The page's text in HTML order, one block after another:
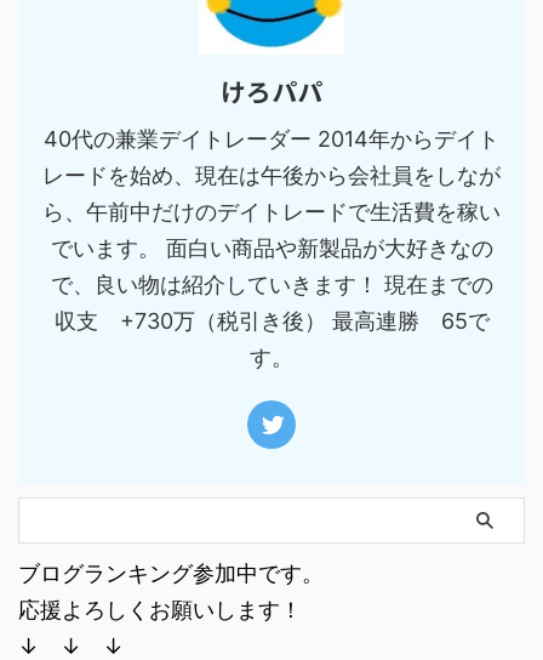
けろパパ
40代の兼業デイトレーダー 2014年からデイト
レードを始め、現在は午後から会社員をしなが
ら、午前中だけのデイトレードで生活費を稼い
でいます。 面白い商品や新製品が大好きなの
で、良い物は紹介していきます！ 現在までの
収支 +730万（税引き後） 最高連勝 65で
す。
ブログランキング参加中です。
応援よろしくお願いします！
↓ ↓ ↓